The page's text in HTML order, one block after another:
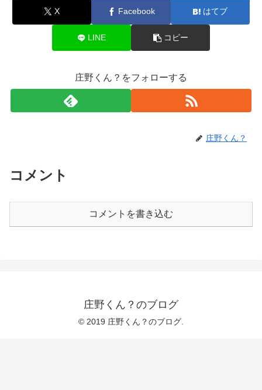
X Facebook はてブ
LINE コピー
庄野くん？をフォローする
庄野くん？
コメント
コメントを書き込む
庄野くん？のブログ
© 2019 庄野くん？のブログ.